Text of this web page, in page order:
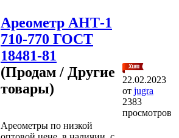
Ареометр АНТ-1
710-770 ГОСТ
18481-81
(Продам / Другие
товары)
Ареометры по низкой
22.02.2023
от jugra
2383
просмотров